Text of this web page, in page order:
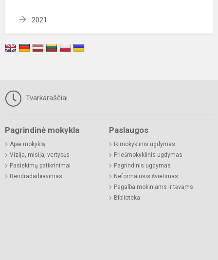
2021
Tvarkaraščiai
Pagrindinė mokykla
Apie mokyklą
Vizija, misija, vertybės
Pasiekimų patikrinimai
Bendradarbiavimas
Paslaugos
Ikimokyklinis ugdymas
Priešmokyklinis ugdymas
Pagrindinis ugdymas
Neformalusis švietimas
Pagalba mokiniams ir tėvams
Biblioteka